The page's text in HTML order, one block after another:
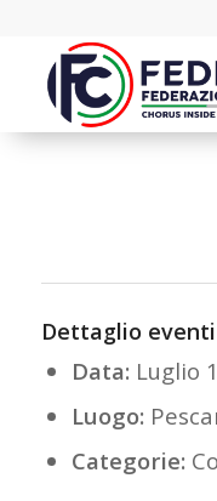
Dettaglio eventi
Data: Luglio
Luogo:
Categorie: